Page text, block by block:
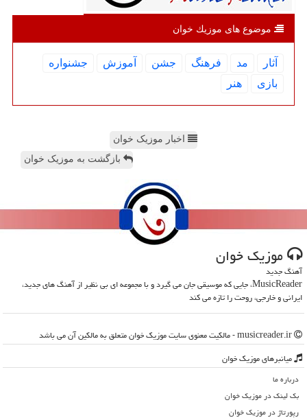
موضوع های موزیك خوان
آثار مد فرهنگ جشن آموزش
جشنواره
بازی
هنر
اخبار موزیک خوان
بازگشت به موزیک خوان
موزیك خوان
آهنگ جدید
MusicReader، جایی که موسیقی جان می گیرد و با مجموعه ای بی نظیر از آهنگ های جدید،
ایرانی و خارجی، روحت را تازه می کند
میانبرهای موزیك خوان
درباره ما
بک لینک در موزیك خوان
رپورتاژ در موزیك خوان